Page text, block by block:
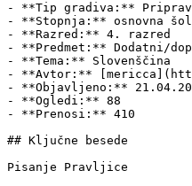
- **Tip gradiva:**
- **Stopnja:** osnovna
- **Razred:** 4. razred
- **Predmet:** Dodatni/
- **Tema:** Slovenščina
- **Avtor:**
- **Objavljeno:**
- **Ogledi:** 88
- **Prenosi:** 410
## Ključne besede
Pisanje Pravljice